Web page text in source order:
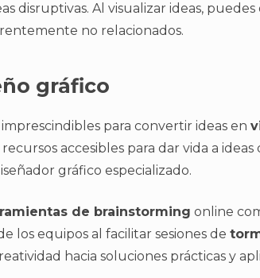
disruptivas. Al visualizar ideas,
no relacionados.
gráfico
para convertir ideas en
accesibles para dar vida a
gráfico especializado.
de brainstorming online
los equipos al facilitar sesiones de
hacia soluciones prácticas y